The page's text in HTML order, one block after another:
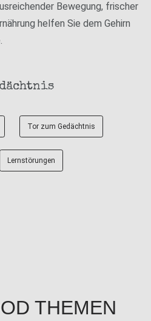
Bewegung, frischer
helfen Sie dem Gehirn
Tor zum Gedächtnis
Lernstörungen
THEMEN